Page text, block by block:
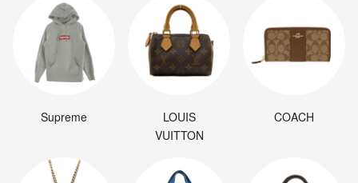
Supreme
LOUIS
VUITTON
COACH